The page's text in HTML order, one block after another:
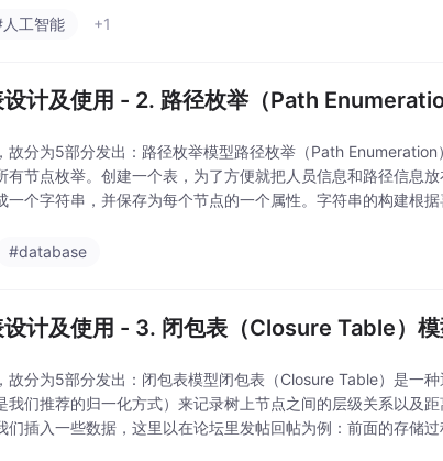
工智能 +1
计及使用 - 2. 路径枚举（Path
故分为5部分发出：路径枚举模型路径枚举（Path
节点枚举。创建一个表，为了方便就把人员信息和路径信息
个字符串，并保存为每个节点的一个属性。字符串的构建根
#database
计及使用 - 3. 闭包表（Closure Table）模
分为5部分发出：闭包表模型闭包表（Closure Table）是一
们推荐的归一化方式）来记录树上节点之间的层级关系以及
插入一些数据，这里以在论坛里发帖回帖为例：前面的存储